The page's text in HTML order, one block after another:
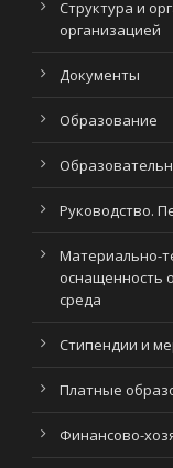
Структура и
организацией
Документы
Образование
Руководство.
Материально-
оснащенность
среда
Стипендии и
Платные
Финансово-